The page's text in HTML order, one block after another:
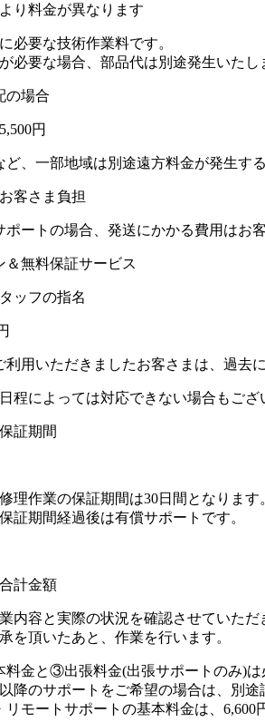
り料金が異なります
必要な技術作業料です。
必要な場合、部品代は別途発生いたし
の場合
5,500円
ど、一部地域は別途遠方料金が発生す
客さま負担
ポートの場合、発送にかかる費用はお
無料保証サービス
ッフの指名
利用いただきましたお客さまは、過去
日程によっては対応できない場合もご
証期間
修理作業の保証期間は30日間となります
保証期間経過後は有償サポートです。
合計金額
内容と実際の状況を確認させていただ
を頂いたあと、作業を行います。
金と③出張料金(出張サポートのみ)は
降のサポートをご希望の場合は、別途
リモートサポートの基本料金は、6,600